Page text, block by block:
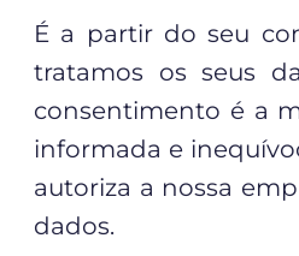
É a partir do seu
tratamos os seus
consentimento é a
informada e
autoriza a nossa
dados.